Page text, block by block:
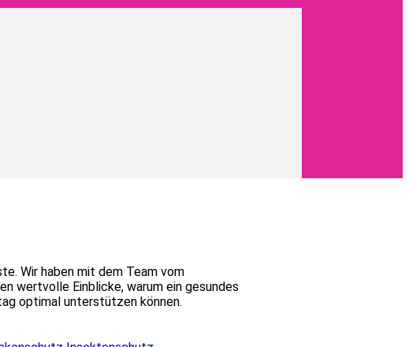
Wir haben mit dem Team vom
wertvolle Einblicke, warum ein gesundes
optimal unterstützen können.